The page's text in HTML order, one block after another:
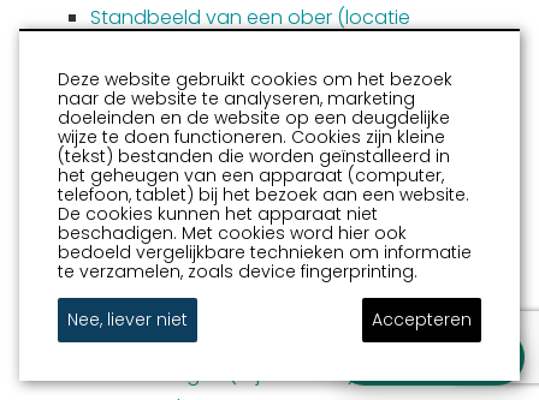
Standbeeld van een ober (locatie
Streetart De Sneker Pan
De Poort (Normandiaplein)
Grutte Pier beeld Kimswerd
Drie generaties (locatie
Leeuwarderweg/Jachthavenstraat)
Grutte Pier, het beleg van Sneek
Bronzen reliëf R.K. Sint Martinuskerk
Streetart Grutte Pier
Streetart pimpelmees aan de koffie
Blauwe Bogen (wijk Pasveer)
Deze website gebruikt cookies om het bezoek
naar de website te analyseren, marketing
doeleinden en de website op een deugdelijke
wijze te doen functioneren. Cookies zijn kleine
(tekst) bestanden die worden geïnstalleerd in
het geheugen van een apparaat (computer,
telefoon, tablet) bij het bezoek aan een website.
De cookies kunnen het apparaat niet
beschadigen. Met cookies word hier ook
bedoeld vergelijkbare technieken om informatie
te verzamelen, zoals device fingerprinting.
Nee, liever niet
Accepteren